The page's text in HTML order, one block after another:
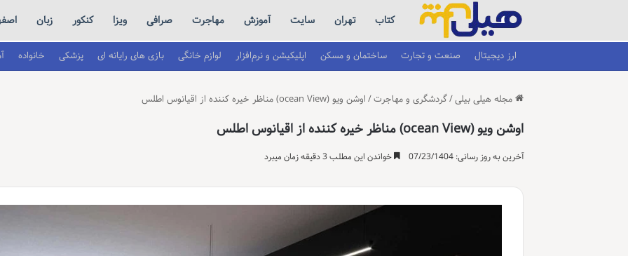
کتاب تهران سایت آموزش مهاجرت صرافی ویزا کنکور زبان
ارز دیجیتال صنعت و تجارت ساختمان و مسکن اپلیکیشن و نرم‌افزار لوازم خانگی بازی های رایانه ای پزشکی خانواده
مجله هیلی بیلی/گردشگری و مهاجرت/ اوشن ویو (ocean View) مناظر خیره کننده از اقیانوس اطلس
اوشن ویو (ocean View) مناظر خیره کننده از اقیانوس اطلس
آخرین به روز رسانی: 07/23/1404 خواندن این مطلب 3 دقیقه زمان میبرد